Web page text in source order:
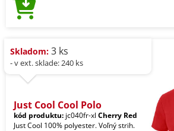
Skladom: 3 ks
- v ext. sklade: 240 ks
Just Cool Cool Polo
kód produktu: jc040fr-xl Cherry Red
Just Cool 100% polyester. Voľný strih.